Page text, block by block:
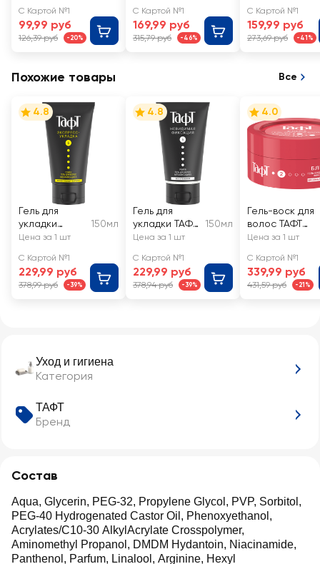
Уход и гигиена
Категория
ТАФТ
Бренд
Состав
Aqua, Glycerin, PEG-32, Propylene Glycol, PVP, Sorbitol,
PEG-40 Hydrogenated Castor Oil, Phenoxyethanol,
Acrylates/C10-30 AlkylAcrylate Crosspolymer,
Aminomethyl Propanol, DMDM Hydantoin, Niacinamide,
Panthenol, Parfum, Linalool, Arginine, Hexyl
С Картой №1
99,99 руб
126,39 руб -20%
РЕКСОНА
Яркий букет
С Картой №1
169,99 руб
315,79 руб -46%
ЛИНИЯ
Крапива, на
отваре
С Картой №1
159,99 руб
273,69 руб -41%
Похожие товары Все
4.8
Гель для
укладки
волос ТАФТ
Power
Экспресс-
укладка,
150мл
Цена за 1 шт
С Картой №1
229,99 руб
378,99 руб -39%
4.8
Гель для
укладки ТАФТ
Power
фиксация,
мегафиксаци
я
150мл
Цена за 1 шт
С Картой №1
229,99 руб
378,94 руб -39%
4.0
Гель-воск для
волос ТАФТ
Блеск
Цена за 1 шт
С Картой №1
339,99 руб
431,59 руб -21%